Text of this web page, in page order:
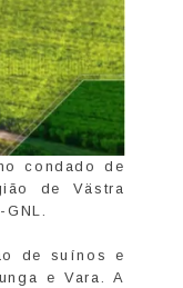
condado de
de Västra
de suínos e
e Vara. A